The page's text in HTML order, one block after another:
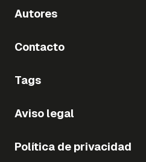
Autores
Contacto
Tags
Aviso legal
Política de privacidad